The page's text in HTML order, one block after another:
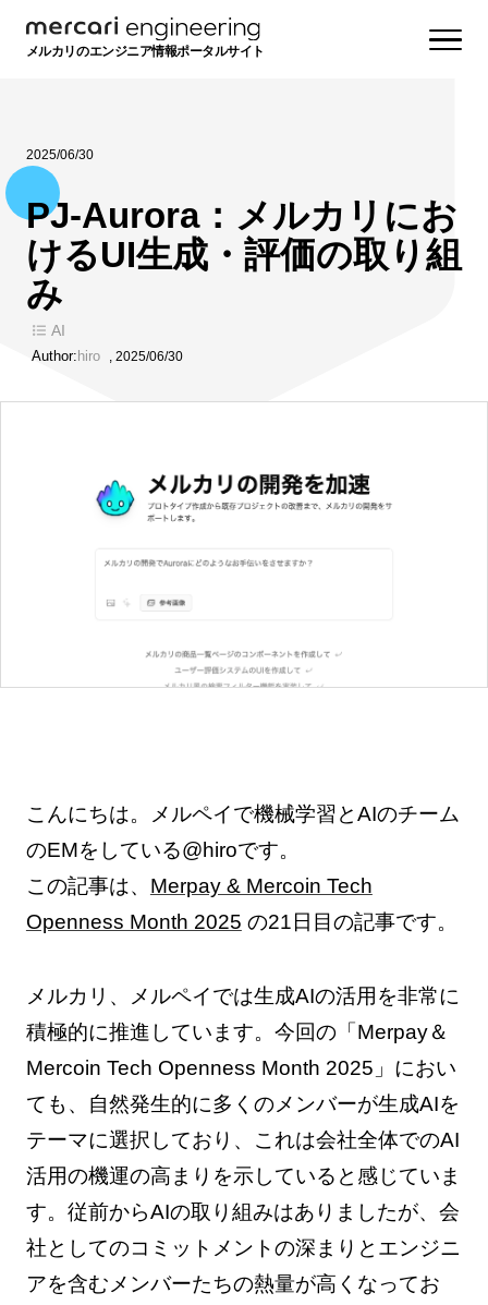
メルカリのエンジニア情報ポータルサイト
2025/06/30
PJ-Aurora：メルカリにお
けるUI生成・評価の取り組
み
AI
Author: hiro , 2025/06/30
こんにちは。メルペイで機械学習とAIのチーム
のEMをしている@hiroです。
この記事は、 Merpay & Mercoin Tech
Openness Month 2025 の21日目の記事です。
メルカリ、メルペイでは生成AIの活用を非常に
積極的に推進しています。今回の「Merpay＆
Mercoin Tech Openness Month 2025」におい
ても、自然発生的に多くのメンバーが生成AIを
テーマに選択しており、これは会社全体でのAI
活用の機運の高まりを示していると感じていま
す。従前からAIの取り組みはありましたが、会
社としてのコミットメントの深まりとエンジニ
アを含むメンバーたちの熱量が高くなってお